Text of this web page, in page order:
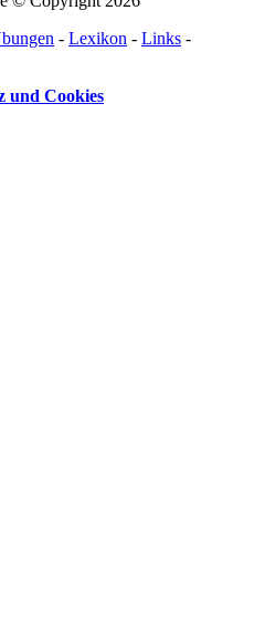
- Lexikon - Links -
und Cookies